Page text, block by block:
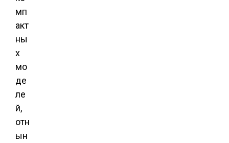
мп
акт
ны
х
мо
де
ле
й,
отн
ын